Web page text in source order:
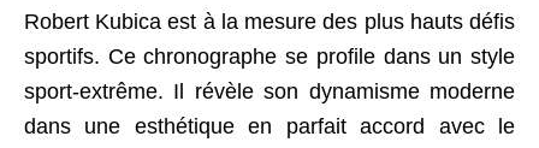
Robert Kubica est à la mesure des plus hauts défis
sportifs. Ce chronographe se profile dans un style
sport-extrême. Il révèle son dynamisme moderne
dans une esthétique en parfait accord avec le